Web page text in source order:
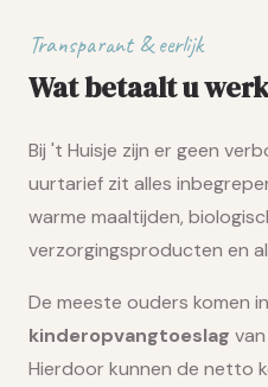
Transparant & eerlijk
Wat betaalt u
Bij 't Huisje zijn er geen
uurtarief zit alles
warme maaltijden,
verzorgingsproducten en
De meeste ouders komen
kinderopvangtoeslag
Hierdoor kunnen de netto